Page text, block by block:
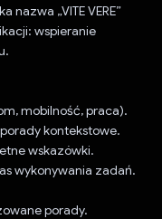
„VITE VERE”
wspieranie
mobilność, praca).
kontekstowe.
wskazówki.
wykonywania zadań.
porady.